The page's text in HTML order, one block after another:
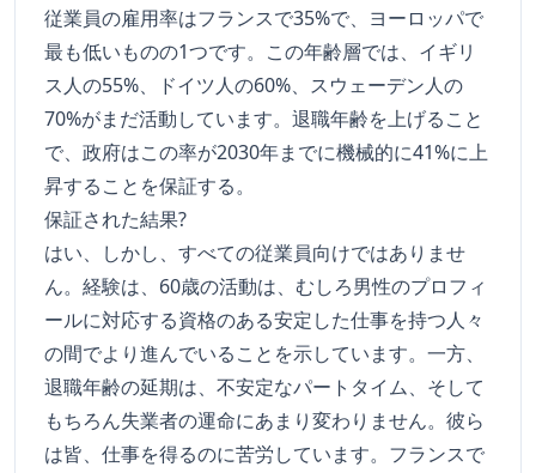
従業員の雇用率はフランスで35%で、ヨーロッパで
最も低いものの1つです。この年齢層では、イギリ
ス人の55%、ドイツ人の60%、スウェーデン人の
70%がまだ活動しています。退職年齢を上げること
で、政府はこの率が2030年までに機械的に41%に上
昇することを保証する。
保証された結果?
はい、しかし、すべての従業員向けではありませ
ん。経験は、60歳の活動は、むしろ男性のプロフィ
ールに対応する資格のある安定した仕事を持つ人々
の間でより進んでいることを示しています。一方、
退職年齢の延期は、不安定なパートタイム、そして
もちろん失業者の運命にあまり変わりません。彼ら
は皆、仕事を得るのに苦労しています。フランスで